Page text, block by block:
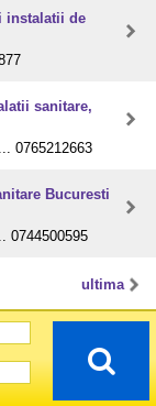
instalatii de
sanitare,
0765212663
Bucuresti
0744500595
ultima